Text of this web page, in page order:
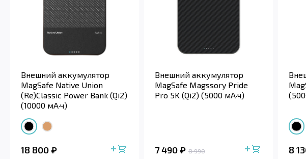
Внешний аккумулятор
MagSafe Native Union
(Re)Classic Power Bank (Qi2)
(10000 мА·ч)
18 800
Внешний аккумулятор
MagSafe Magssory Pride
Pro 5K (Qi2) (5000 мА·ч)
7 490 8 990 8